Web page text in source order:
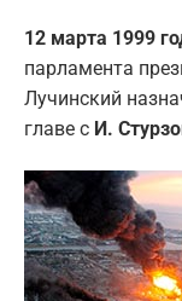
12 марта 1999
парламента
Лучинский
главе с И.